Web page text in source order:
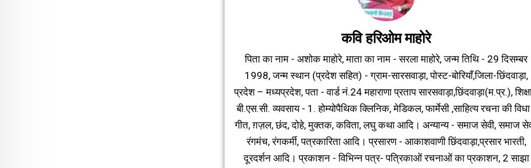
कवि हरिओम माहोरे
पिता का नाम - अशोक माहोरे, माता का नाम - सरला माहोरे, जन्म तिथि - 29 दिसम्बर
1998, जन्म स्थान (प्रदेश सहित) - ग्राम-सारसवाड़ा, पोस्ट-बोरियाँ,जिला-छिंदवाड़ा,
प्रदेश – मध्यप्रदेश, पता - वार्ड नं.24 महाराणा प्रताप सारसवाड़ा,छिंदवाड़ा(म.प्र.),
बी.एस.सी. व्यवसाय - 1. होम्योपैथिक क्लिनिक, मेडिकल, फार्मेसी ,साहित्य रचना की
गीत, ग़ज़ल, छंद, दोहे, मुक्तक, कविता, लघु कथा आदि। अन्यान्य - समाज सेवी, समाज
रंगमंच, रंगकर्मी, पत्रकारिता आदि। प्रसारण - आकाशवाणी छिंदवाड़ा,प्रसार भारती,
दूरदर्शन आदि। प्रकाशन - विभिन्न पत्र- पत्रिकाओं रचनाओं का प्रकाशन, 2 साझा